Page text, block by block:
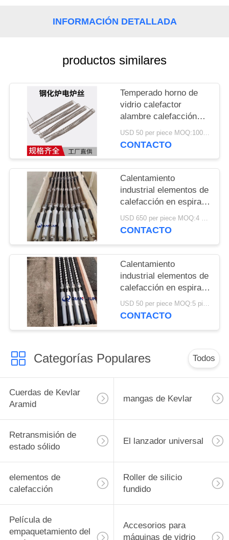
DEL
PRIVACY
POLICY
INFORMACIÓN DETALLADA
productos similares
Temperado horno de
vidrio calefactor
alambre calefacción
espiral elementos de
calefacción alambre
USD 50 per piece MOQ:100 piezas
CONTACTO
Calentamiento
industrial elementos de
calefacción en espiral
alambre Resistencia
para horno de vidrio
USD 650 per piece MOQ:4 piezas
CONTACTO
Calentamiento
industrial elementos de
calefacción en espiral
alambre Resistencia
para horno de vidrio
USD 50 per piece MOQ:5 piezas
CONTACTO
Categorías Populares Todos
Cuerdas de Kevlar
Aramid
mangas de Kevlar
Retransmisión de
estado sólido
El lanzador universal
elementos de
calefacción
Roller de silicio
fundido
Película de
empaquetamiento del
Accesorios para
máquinas de vidrio